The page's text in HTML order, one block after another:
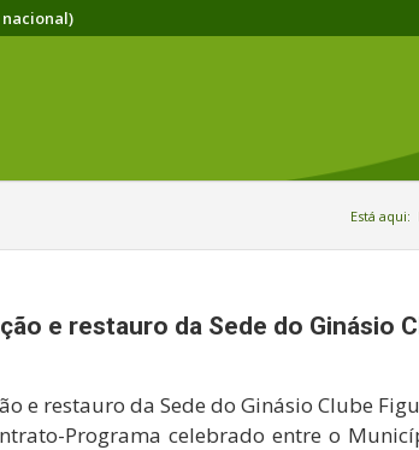
nacional)
Está aqui:
e restauro da Sede do Ginásio
e restauro da Sede do Ginásio Clube
Programa celebrado entre o